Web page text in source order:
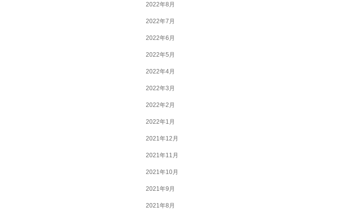
2022年8月
2022年7月
2022年6月
2022年5月
2022年4月
2022年3月
2022年2月
2022年1月
2021年12月
2021年11月
2021年10月
2021年9月
2021年8月